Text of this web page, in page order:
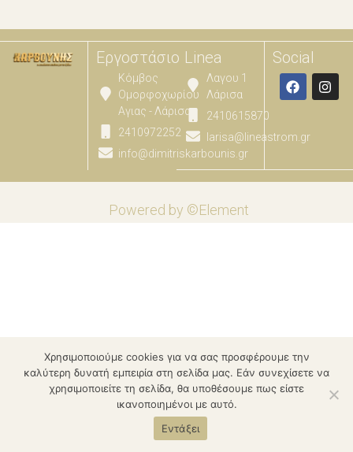
Εργοστάσιο
Κόμβος
Ομορφοχωρίου
Αγιας - Λάρισας
2410972252
info@dimitriskarbounis.gr
Linea
Λαγου 1
Λάρισα
2410615870
larisa@lineastrom.gr
Social
Powered by ©Element
Χρησιμοποιούμε cookies για να σας προσφέρουμε την
καλύτερη δυνατή εμπειρία στη σελίδα μας. Εάν συνεχίσετε να
χρησιμοποιείτε τη σελίδα, θα υποθέσουμε πως είστε
ικανοποιημένοι με αυτό.
Εντάξει